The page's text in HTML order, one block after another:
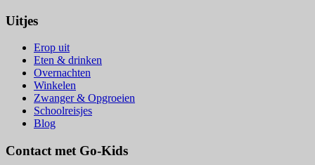
Uitjes
Erop uit
Eten & drinken
Overnachten
Winkelen
Zwanger & Opgroeien
Schoolreisjes
Blog
Contact met Go-Kids